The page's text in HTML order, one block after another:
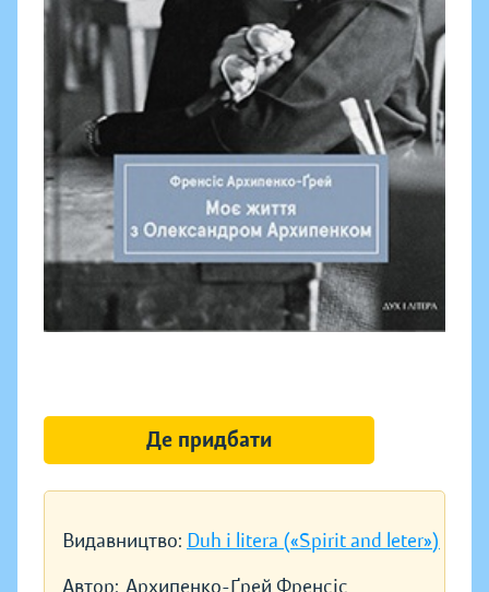
Видавництво: Duh i litera («Spirit and leter»)
Автор: Архипенко-Ґрей Френсіс
Де придбати